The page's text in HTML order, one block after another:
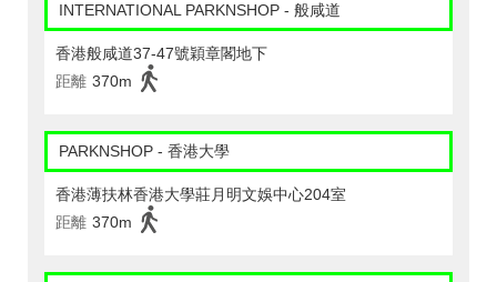
INTERNATIONAL PARKNSHOP - 般咸道
香港般咸道37-47號穎章閣地下
距離 370m
PARKNSHOP - 香港大學
香港薄扶林香港大學莊月明文娛中心204室
距離 370m